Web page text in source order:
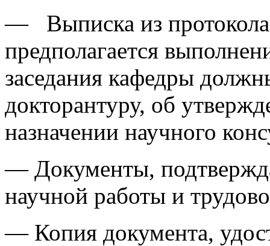
— Выписка из протокола
предполагается
заседания кафедры
докторантуру, об
назначении научного
— Документы,
научной работы и
— Копия документа,